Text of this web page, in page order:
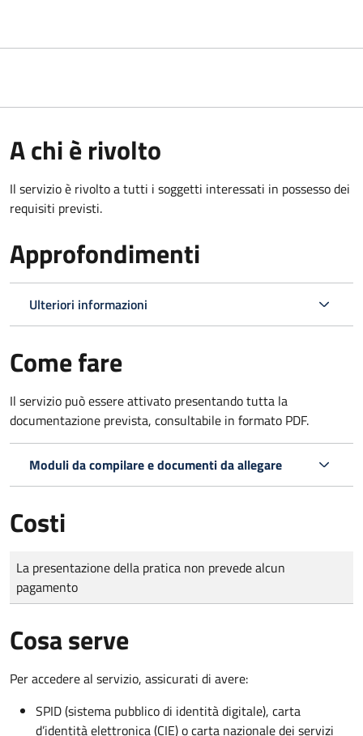
A chi è rivolto
Il servizio è rivolto a tutti i soggetti interessati in possesso dei
requisiti previsti.
Approfondimenti
Ulteriori informazioni
Come fare
Il servizio può essere attivato presentando tutta la
documentazione prevista, consultabile in formato PDF.
Moduli da compilare e documenti da allegare
Costi
Tipo di pagamento
Importo
La presentazione della pratica non prevede alcun
pagamento
Cosa serve
Per accedere al servizio, assicurati di avere:
SPID (sistema pubblico di identità digitale), carta
d’identità elettronica (CIE) o carta nazionale dei servizi